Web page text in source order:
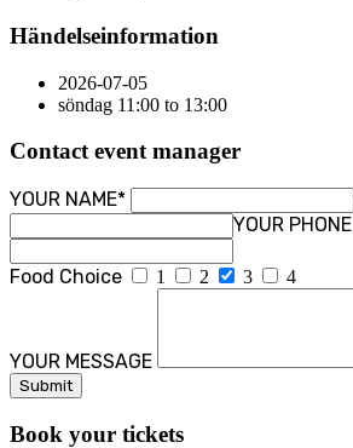
Händelseinformation
2026-07-05
söndag 11:00 to 13:00
Contact event manager
YOUR NAME*
YOUR PHONE
Food Choice 1 2 3 4
YOUR MESSAGE
Book your tickets